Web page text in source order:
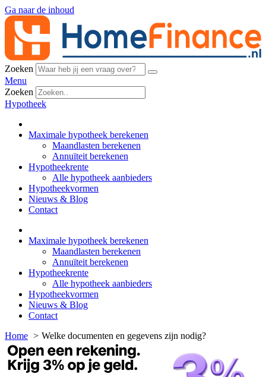
Ga naar de inhoud
Zoeken
Menu
Zoeken
Hypotheek
Maximale hypotheek berekenen
Maandlasten berekenen
Annuïteit berekenen
Hypotheekrente
Alle hypotheek aanbieders
Hypotheekvormen
Nieuws & Blog
Contact
Maximale hypotheek berekenen
Maandlasten berekenen
Annuïteit berekenen
Hypotheekrente
Alle hypotheek aanbieders
Hypotheekvormen
Nieuws & Blog
Contact
Home
Welke documenten en gegevens zijn nodig?